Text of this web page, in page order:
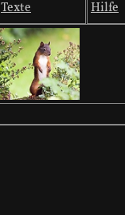
Texte Hilfe